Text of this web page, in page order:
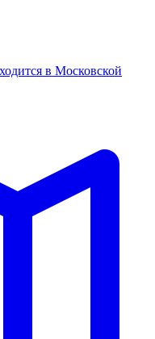
в Московской